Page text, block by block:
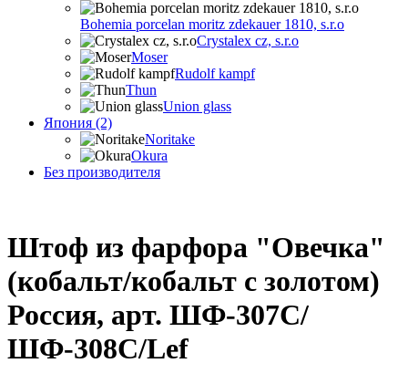
Bohemia porcelan moritz zdekauer 1810, s.r.o
Crystalex cz, s.r.o
Moser
Rudolf kampf
Thun
Union glass
Япония (2)
Noritake
Okura
Без производителя
Штоф из фарфора "Овечка"
(кобальт/кобальт с золотом)
Россия, арт. ШФ-307С/
ШФ-308С/Lef